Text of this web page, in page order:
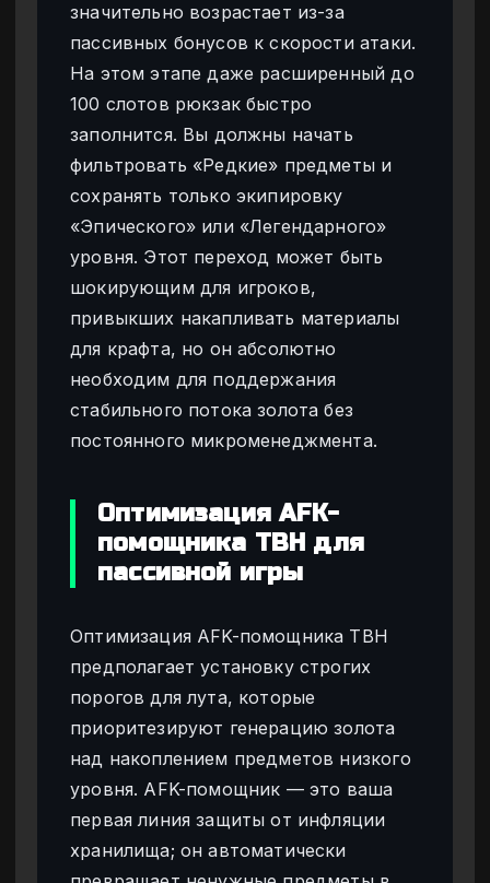
значительно возрастает из-за
пассивных бонусов к скорости атаки.
На этом этапе даже расширенный до
100 слотов рюкзак быстро
заполнится. Вы должны начать
фильтровать «Редкие» предметы и
сохранять только экипировку
«Эпического» или «Легендарного»
уровня. Этот переход может быть
шокирующим для игроков,
привыкших накапливать материалы
для крафта, но он абсолютно
необходим для поддержания
стабильного потока золота без
постоянного микроменеджмента.
Оптимизация AFK-
помощника TBH для
пассивной игры
Оптимизация AFK-помощника TBH
предполагает установку строгих
порогов для лута, которые
приоритезируют генерацию золота
над накоплением предметов низкого
уровня. AFK-помощник — это ваша
первая линия защиты от инфляции
хранилища; он автоматически